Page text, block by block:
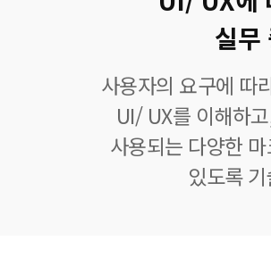
실무
사용자의 요구에 따
UI/ UX를 이해하
사용되는 다양한
있도록